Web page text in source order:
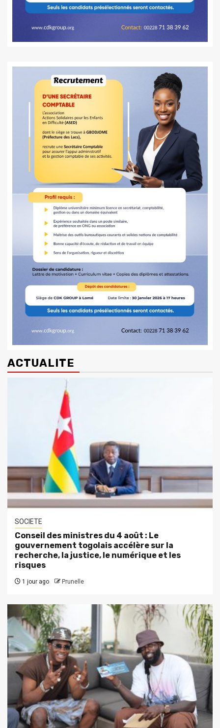
ACTUALITE
SOCIETE
Conseil des ministres du 4 août : Le
gouvernement togolais accélère sur la
recherche, la justice, le numérique et les
risques
1 jour ago Prunelle